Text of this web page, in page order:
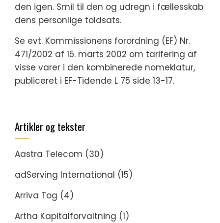
den igen. Smil til den og udregn i fællesskab
dens personlige toldsats.
Se evt. Kommissionens forordning (EF) Nr.
471/2002 af 15. marts 2002 om tarifering af
visse varer i den kombinerede nomeklatur,
publiceret i EF-Tidende L 75 side 13-17.
Artikler og tekster
Aastra Telecom (30)
adServing International (15)
Arriva Tog (4)
Artha Kapitalforvaltning (1)